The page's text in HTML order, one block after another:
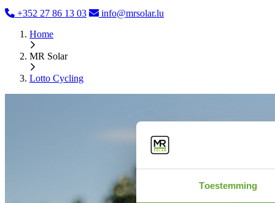
Toestemming
+352 27 86 13 03
info@mrsolar.lu
Home
MR Solar
Lotto Cycling